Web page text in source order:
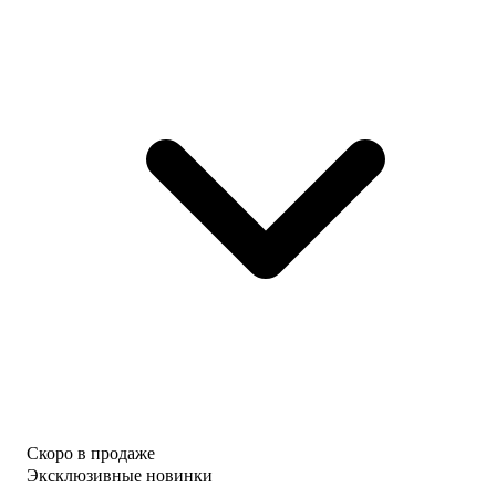
Скоро в продаже
Эксклюзивные новинки